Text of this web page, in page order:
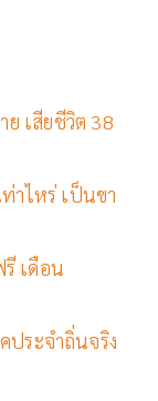
ย เสียชีวิต 38
าไหร่ เป็นขา
เดือน
ประจำถิ่นจริง